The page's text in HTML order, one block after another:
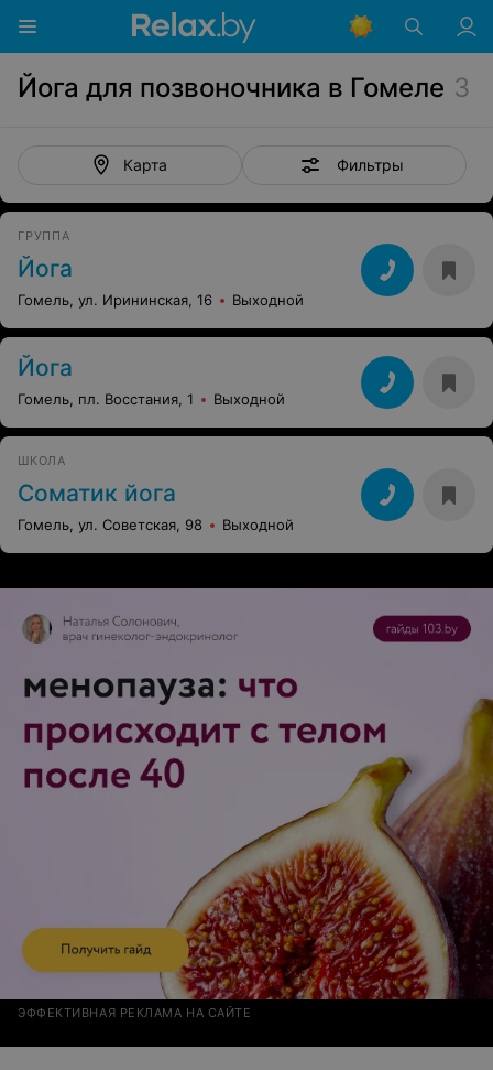
Йога для позвоночника в Гомеле 3
Карта Фильтры
ГРУППА
Йога
Гомель, ул. Ирининская, 16 Выходной
Йога
Гомель, пл. Восстания, 1 Выходной
ШКОЛА
Соматик йога
Гомель, ул. Советская, 98 Выходной
ЭФФЕКТИВНАЯ РЕКЛАМА НА САЙТЕ